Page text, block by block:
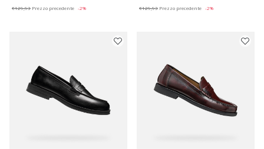
€129,93 Prezzo precedente -2%
€129,93 Prezzo precedente -2%